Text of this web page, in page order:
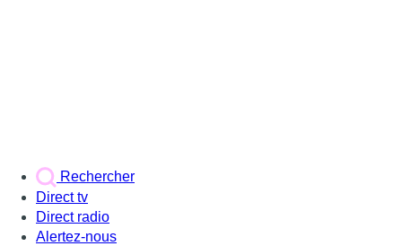
Rechercher
Direct tv
Direct radio
Alertez-nous